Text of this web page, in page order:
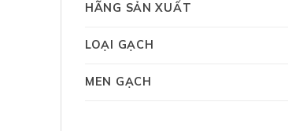
HÃNG SẢN XUẤT
LOẠI GẠCH
MEN GẠCH